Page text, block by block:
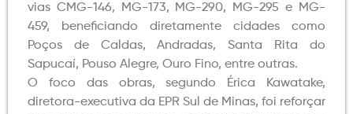
vias CMG-146, MG-173, MG-290, MG-295 e MG-
459, beneficiando diretamente cidades como
Poços de Caldas, Andradas, Santa Rita do
Sapucaí, Pouso Alegre, Ouro Fino, entre outras.
O foco das obras, segundo Érica Kawatake,
diretora-executiva da EPR Sul de Minas, foi reforçar